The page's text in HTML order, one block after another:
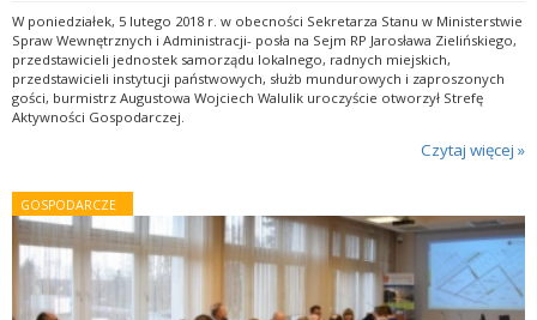
W poniedziałek, 5 lutego 2018 r. w obecności Sekretarza Stanu w Ministerstwie
Spraw Wewnętrznych i Administracji- posła na Sejm RP Jarosława Zielińskiego,
przedstawicieli jednostek samorządu lokalnego, radnych miejskich,
przedstawicieli instytucji państwowych, służb mundurowych i zaproszonych
gości, burmistrz Augustowa Wojciech Walulik uroczyście otworzył Strefę
Aktywności Gospodarczej.
Czytaj więcej »
GOSPODARCZE